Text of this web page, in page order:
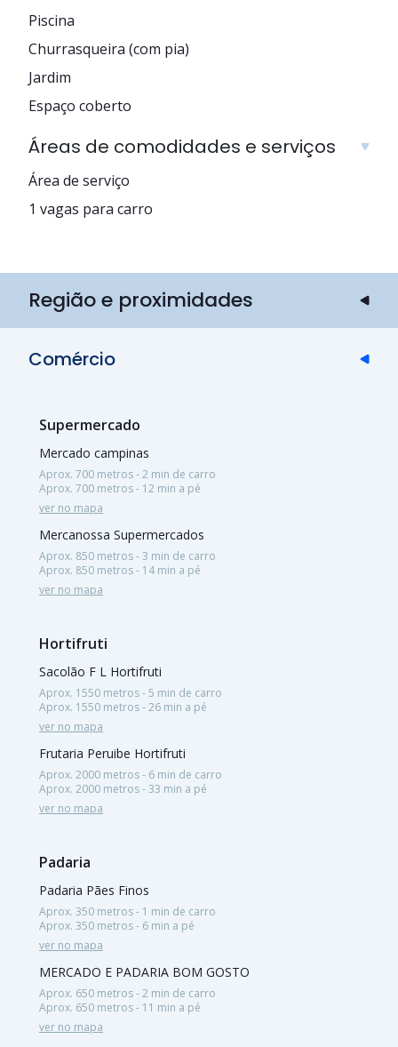
Piscina
Churrasqueira (com pia)
Jardim
Espaço coberto
Áreas de comodidades e serviços
Área de serviço
1 vagas para carro
Região e proximidades
Comércio
Supermercado
Mercado campinas
Aprox. 700 metros - 2 min de carro
Aprox. 700 metros - 12 min a pé
ver no mapa
Mercanossa Supermercados
Aprox. 850 metros - 3 min de carro
Aprox. 850 metros - 14 min a pé
ver no mapa
Hortifruti
Sacolão F L Hortifruti
Aprox. 1550 metros - 5 min de carro
Aprox. 1550 metros - 26 min a pé
ver no mapa
Frutaria Peruibe Hortifruti
Aprox. 2000 metros - 6 min de carro
Aprox. 2000 metros - 33 min a pé
ver no mapa
Padaria
Padaria Pães Finos
Aprox. 350 metros - 1 min de carro
Aprox. 350 metros - 6 min a pé
ver no mapa
MERCADO E PADARIA BOM GOSTO
Aprox. 650 metros - 2 min de carro
Aprox. 650 metros - 11 min a pé
ver no mapa